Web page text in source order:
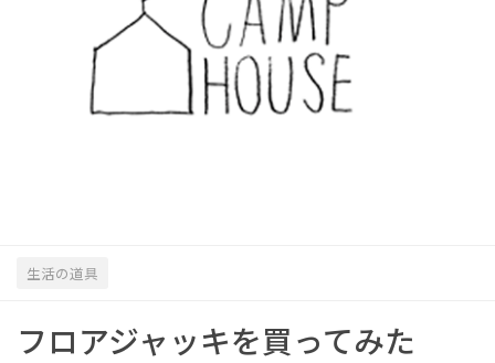
生活の道具
フロアジャッキを買ってみた